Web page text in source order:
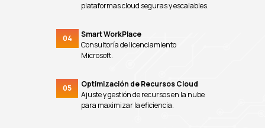
plataformas cloud seguras y escalables.
04
Smart WorkPlace
Consultoría de licenciamiento
Microsoft.
05
Optimización de Recursos Cloud
Ajuste y gestión de recursos en la nube
para maximizar la eficiencia.